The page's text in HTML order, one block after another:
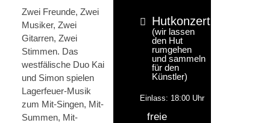
Zwei Freunde, Zwei
Musiker, Zwei
Gitarren, Zwei
Stimmen. Das
westfälische Duo Kai
und Simon spielen
Lagerfeuer-Musik
zum Mit-Singen, Mit-
Summen, Mit-
Hutkonzert
(wir lassen
den Hut
rumgehen
und sammeln
für den
Künstler)
Einlass: 18:00 Uhr
freie